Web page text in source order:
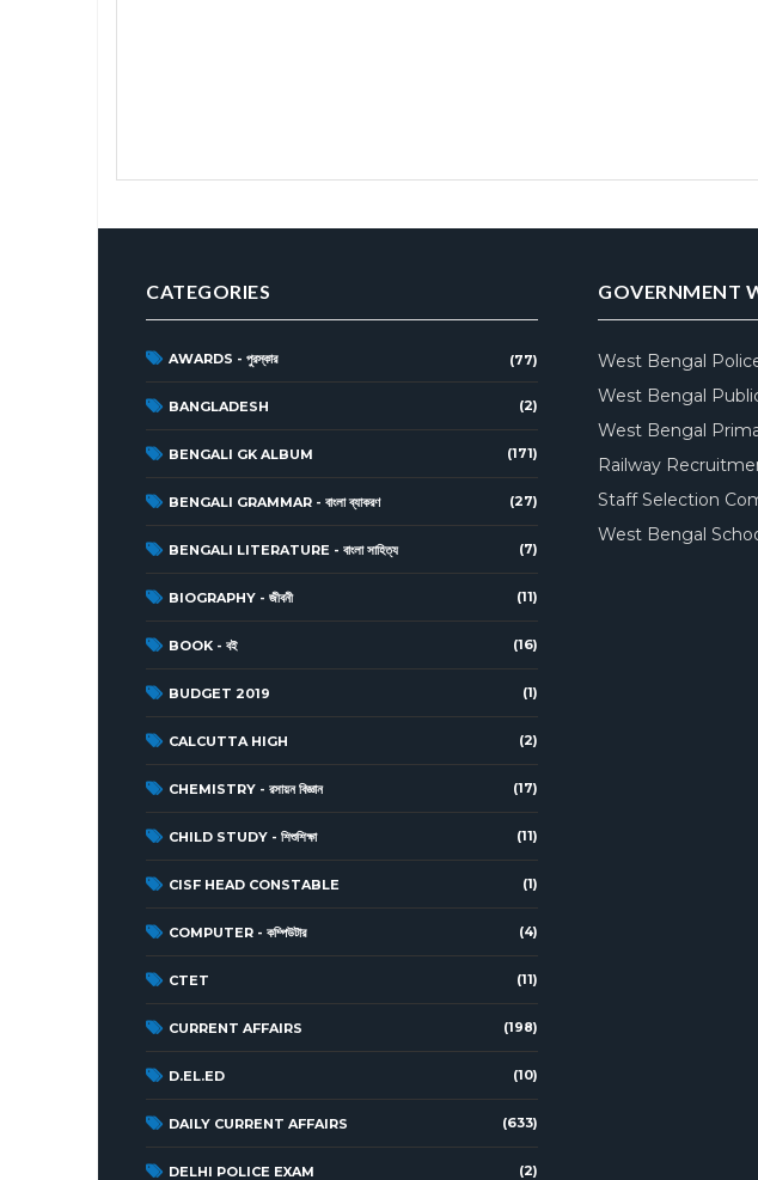
CATEGORIES
AWARDS - পুরস্কার (77)
BANGLADESH (2)
BENGALI GK ALBUM (171)
BENGALI GRAMMAR - বাংলা ব্যাকরণ (27)
BENGALI LITERATURE - বাংলা সাহিত্য (7)
BIOGRAPHY - জীবনী (11)
BOOK - বই (16)
BUDGET 2019 (1)
CALCUTTA HIGH (2)
CHEMISTRY - রসায়ন বিজ্ঞান (17)
CHILD STUDY - শিশুশিক্ষা (11)
CISF HEAD CONSTABLE (1)
COMPUTER - কম্পিউটার (4)
CTET (11)
CURRENT AFFAIRS (198)
D.EL.ED (10)
DAILY CURRENT AFFAIRS (633)
DELHI POLICE EXAM (2)
GOVERNMENT
West Bengal
West Bengal
West Bengal
Railway
Staff Selection
West Bengal